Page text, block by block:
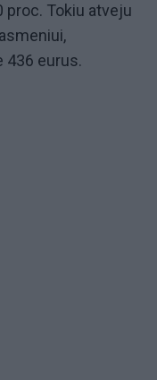
proc. Tokiu atveju
436 eurus.